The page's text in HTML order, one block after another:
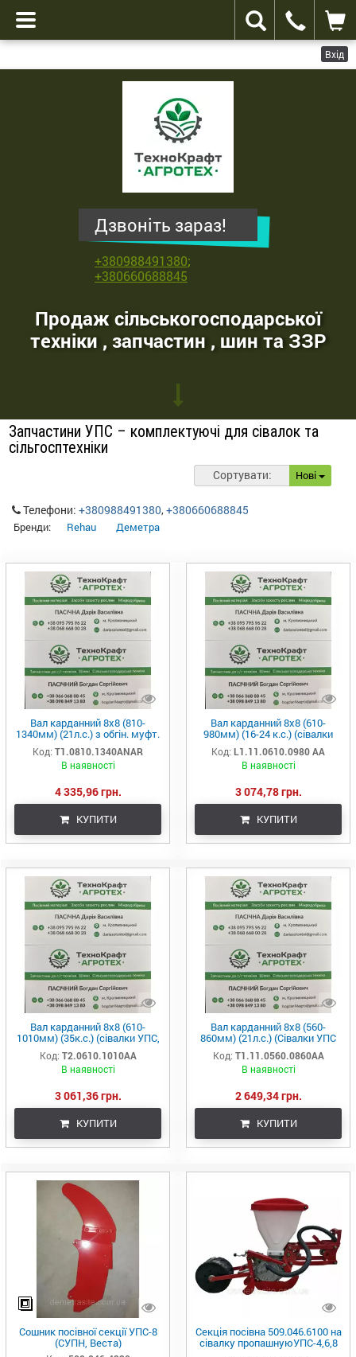
Вхід
сільськогосподарської
Дзвоніть зараз!
+380988491380;
+380660688845
Продаж сільськогосподарської
техніки , запчастин , шин та ЗЗР
Запчастини УПС – комплектуючі для сівалок та
сільгосптехніки
Сортувати: Нові
Телефони: +380988491380,+380660688845
Бренди: Rehau Деметра
Вал карданний 8х8 (810-
1340мм) (21л.с.) з обгін. муфт.
(комм.техніка, сівалка
ТОДАК) (в-во Прогрес)
Код: T1.0810.1340ANAR
В наявності
4 335,96 грн.
КУПИТИ
Вал карданний 8х8 (610-
980мм) (16-24 к.с.) (сівалки
УПС ) (Прогрес)
Код: L1.11.0610.0980 АА
В наявності
3 074,78 грн.
КУПИТИ
Вал карданний 8х8 (610-
1010мм) (35к.с.) (сівалки УПС,
СУПН, СУПН-8А, ВЕСТА,
КПО-2,1) (вир-во Прогрес
Код: T2.0610.1010AA
В наявності
3 061,36 грн.
КУПИТИ
Вал карданний 8х8 (560-
860мм) (21л.с.) (Сівалки УПС
СУПН ВЕСТА РПЛ) (в-во
Прогрес)
Код: T1.11.0560.0860AA
В наявності
2 649,34 грн.
КУПИТИ
Сошник посівної секції УПС-8
(СУПН, Веста)
Секція посівна 509.046.6100 на
сівалку пропашнуюУПС-4,6,8
завод Demetra